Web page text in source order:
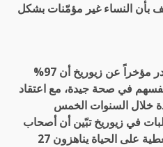
بأن النساء غير مؤمّنات بشكل
وكشفت نتائج التقرير الذي صدر مؤخراً عن زيوريخ أن 97%
في صحة جيدة، مع اعتقاد
خلال السنوات الخمس
في زيوريخ تبّين أن أصحاب
المطالبات الأصغر سناً في التغطية على الحياة يناهزون 27